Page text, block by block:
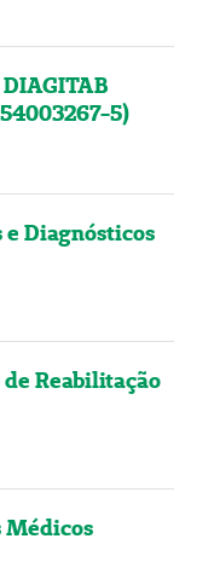
5)
Diagnósticos
Reabilitação
Médicos